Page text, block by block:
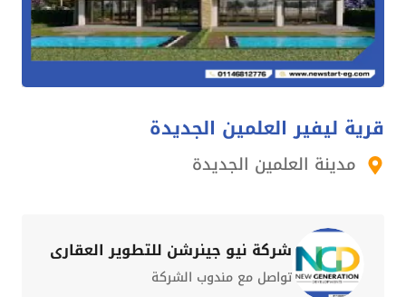
قرية ليفير العلمين الجديدة
مدينة العلمين الجديدة
شركة نيو جينرشن للتطوير العقاري
تواصل مع مندوب الشركة